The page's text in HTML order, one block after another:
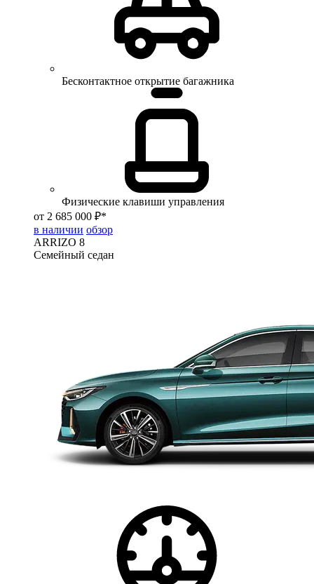
Бесконтактное открытие багажника
Физические клавиши управления
от 2 685 000 ₽*
в наличии обзор
ARRIZO 8
Семейный седан